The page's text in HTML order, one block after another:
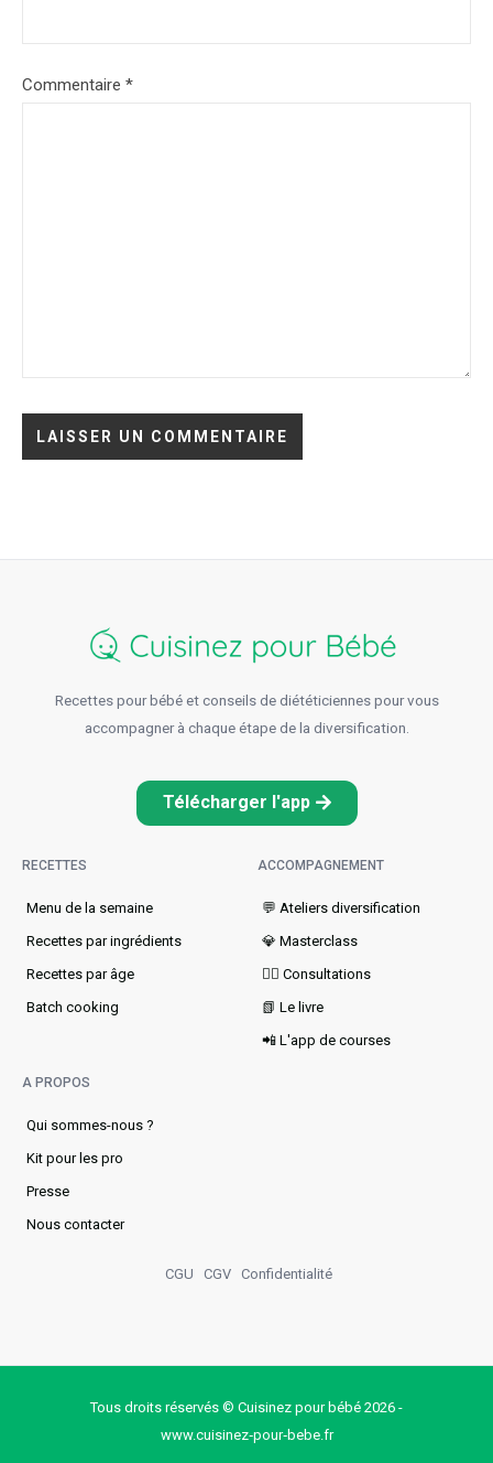
Commentaire *
Recettes pour bébé et conseils de diététiciennes pour vous
accompagner à chaque étape de la diversification.
Télécharger l'app
RECETTES
Menu de la semaine​
Recettes par ingrédients
Recettes par âge
Batch cooking
ACCOMPAGNEMENT
💬 Ateliers diversification
💎 Masterclass
👩‍⚕️ Consultations
📗 Le livre
📲 L'app de courses
A PROPOS
Qui sommes-nous ?
Kit pour les pro
Presse
Nous contacter
CGU CGV Confidentialité
Tous droits réservés © Cuisinez pour bébé 2026 -
www.cuisinez‑pour‑bebe.fr